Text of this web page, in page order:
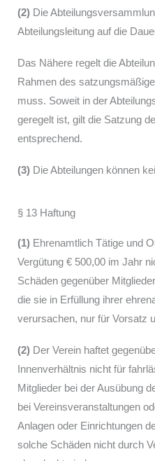
(2) Die
Abteilungsleitung auf die
Das Nähere regelt die
Rahmen des
muss. Soweit in der
geregelt ist, gilt die Satzung
entsprechend.
(3) Die Abteilungen können
§ 13 Haftung
(1) Ehrenamtlich Tätige und
Vergütung € 500,00 im Jahr
Schäden gegenüber
die sie in Erfüllung ihrer
verursachen, nur für Vorsatz
(2) Der Verein haftet
Innenverhältnis nicht für
Mitglieder bei der Ausübung
bei Vereinsveranstaltungen
Anlagen oder Einrichtungen
solche Schäden nicht durch